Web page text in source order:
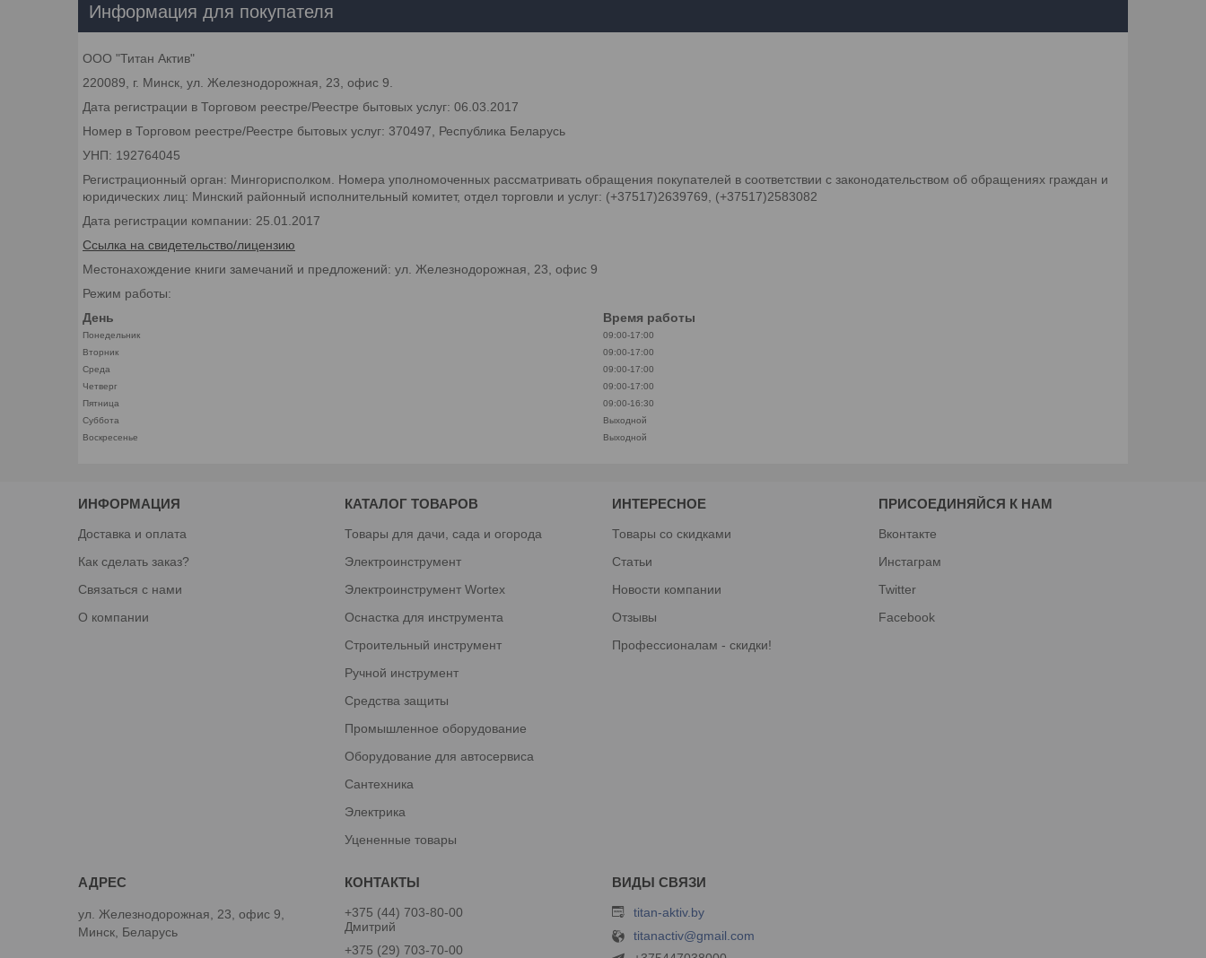
Информация для покупателя
ООО "Титан Актив"
220089, г. Минск, ул. Железнодорожная, 23, офис 9.
Дата регистрации в Торговом реестре/Реестре бытовых услуг: 06.03.2017
Номер в Торговом реестре/Реестре бытовых услуг: 370497, Республика Беларусь
УНП: 192764045
Регистрационный орган: Мингорисполком. Номера уполномоченных рассматривать обращения покупателей в соответствии с законодательством об обращениях граждан и
юридических лиц: Минский районный исполнительный комитет, отдел торговли и услуг: (+37517)2639769, (+37517)2583082
Дата регистрации компании: 25.01.2017
Ссылка на свидетельство/лицензию
Местонахождение книги замечаний и предложений: ул. Железнодорожная, 23, офис 9
Режим работы:
День
Время работы
Понедельник
09:00-17:00
Вторник
09:00-17:00
Среда
09:00-17:00
Четверг
09:00-17:00
Пятница
09:00-16:30
Суббота
Выходной
Воскресенье
Выходной
ИНФОРМАЦИЯ
Доставка и оплата
Как сделать заказ?
Связаться с нами
О компании
КАТАЛОГ ТОВАРОВ
Товары для дачи, сада и огорода
Электроинструмент
Электроинструмент Wortex
Оснастка для инструмента
Строительный инструмент
Ручной инструмент
Средства защиты
Промышленное оборудование
Оборудование для автосервиса
Сантехника
Электрика
Уцененные товары
ИНТЕРЕСНОЕ
Товары со скидками
Статьи
Новости компании
Отзывы
Профессионалам - скидки!
ПРИСОЕДИНЯЙСЯ К НАМ
Вконтакте
Инстаграм
Twitter
Facebook
ул. Железнодорожная, 23, офис 9,
Минск, Беларусь
+375 (44) 703-80-00
Дмитрий
+375 (29) 703-70-00
titan-aktiv.by
titanactiv@gmail.com